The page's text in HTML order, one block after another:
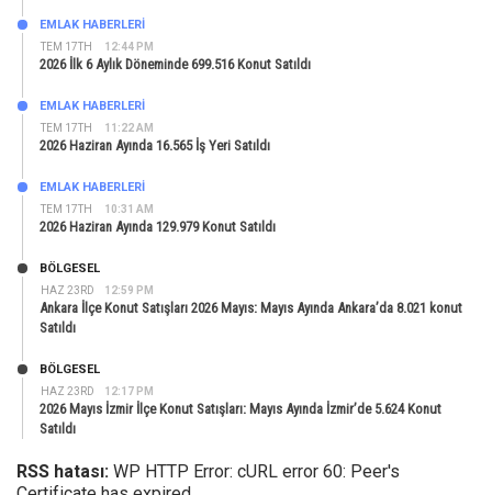
TEM 17TH 12:44 PM
EMLAK HABERLERI
2026 İlk 6 Aylık Döneminde 699.516 Konut Satıldı
TEM 17TH 11:22 AM
EMLAK HABERLERI
2026 Haziran Ayında 16.565 İş Yeri Satıldı
TEM 17TH 10:31 AM
EMLAK HABERLERI
2026 Haziran Ayında 129.979 Konut Satıldı
HAZ 23RD 12:59 PM
BÖLGESEL
Ankara İlçe Konut Satışları 2026 Mayıs: Mayıs Ayında Ankara’da 8.021 konut
Satıldı
HAZ 23RD 12:17 PM
BÖLGESEL
2026 Mayıs İzmir İlçe Konut Satışları: Mayıs Ayında İzmir’de 5.624 Konut
Satıldı
RSS hatası: WP HTTP Error: cURL error 60: Peer's